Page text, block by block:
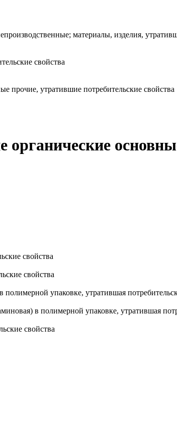
материалы, изделия,
свойства
прочие, утратившие потребительские свойства
органические
свойства
свойства
упаковке, утратившая
в полимерной упаковке, утратившая
свойства